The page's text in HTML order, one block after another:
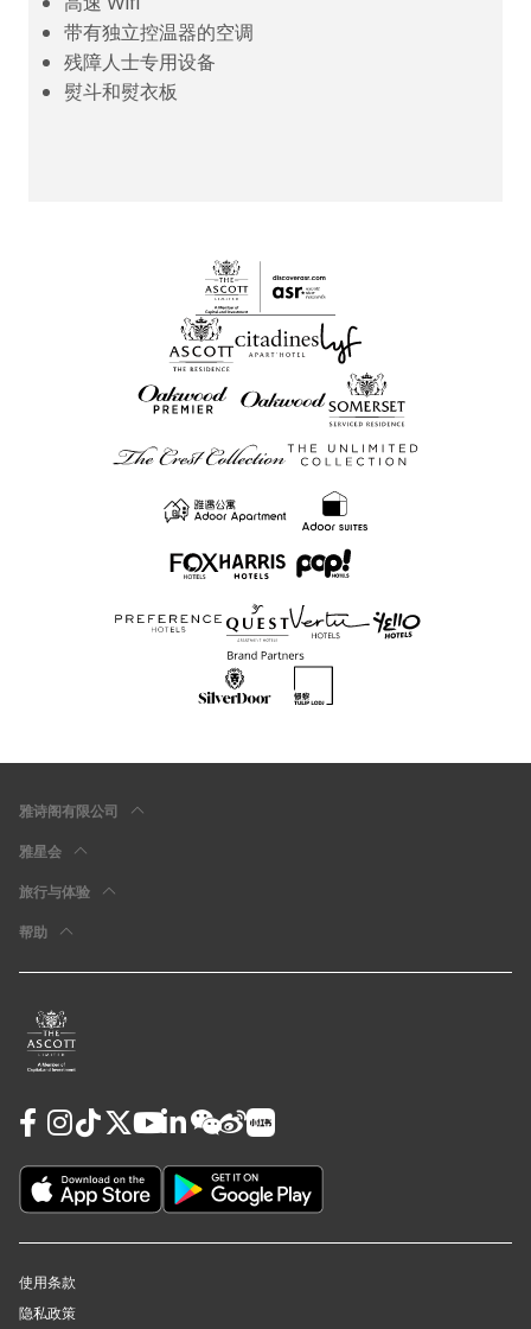
带有独立控温器的空调
残障人士专用设备
熨斗和熨衣板
雅诗阁有限公司
雅星会
旅行与体验
帮助
使用条款
隐私政策